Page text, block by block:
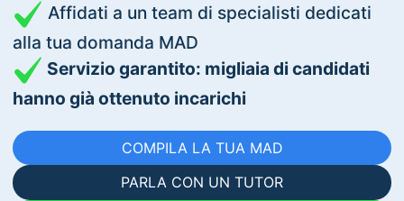
Affidati a un team di specialisti dedicati
alla tua domanda MAD
Servizio garantito: migliaia di candidati
hanno già ottenuto incarichi
COMPILA LA TUA MAD
PARLA CON UN TUTOR